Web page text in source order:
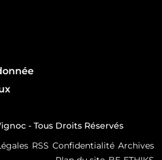
- Tous Droits Réservés
RSS Confidentialité Archives